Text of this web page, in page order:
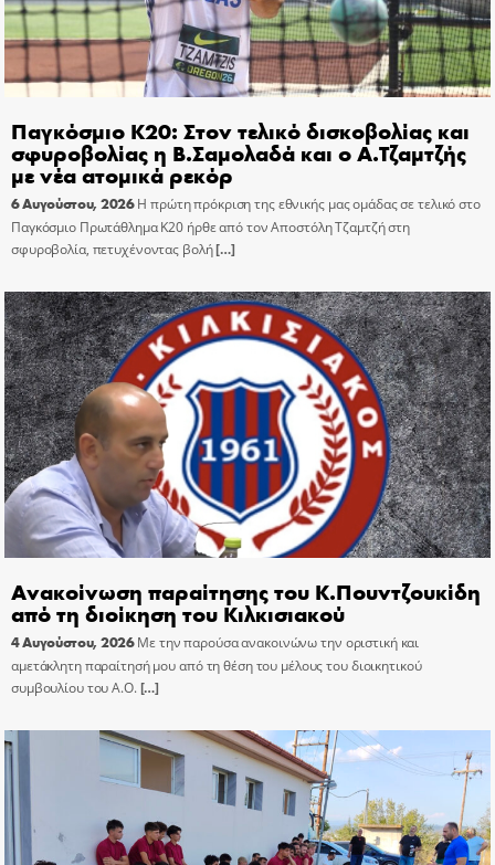
Παγκόσμιο Κ20: Στον τελικό δισκοβολίας και
σφυροβολίας η Β.Σαμολαδά και ο Α.Τζαμτζής
με νέα ατομικά ρεκόρ
6 Αυγούστου, 2026 Η πρώτη πρόκριση της εθνικής μας ομάδας σε τελικό στο
Παγκόσμιο Πρωτάθλημα Κ20 ήρθε από τον Αποστόλη Τζαμτζή στη
σφυροβολία, πετυχένοντας βολή[…]
Ανακοίνωση παραίτησης του Κ.Πουντζουκίδη
από τη διοίκηση του Κιλκισιακού
4 Αυγούστου, 2026 Με την παρούσα ανακοινώνω την οριστική και
αμετάκλητη παραίτησή μου από τη θέση του μέλους του διοικητικού
συμβουλίου του Α.Ο.[…]